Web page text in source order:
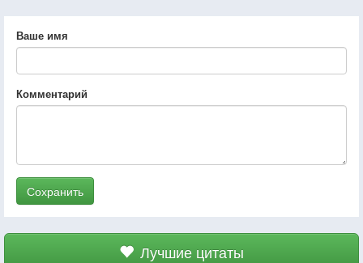
Ваше имя
Комментарий
Сохранить
Лучшие цитаты